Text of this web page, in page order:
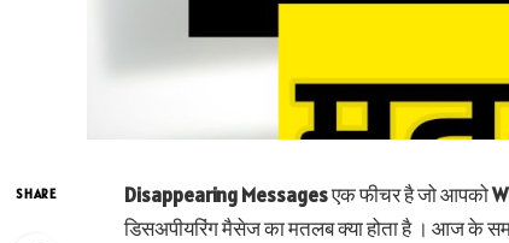
SHARE Disappearing Messagesएक फीचर है जो आपको
डिसअपीयरिंग मैसेज का मतलब क्या होता है । आज के